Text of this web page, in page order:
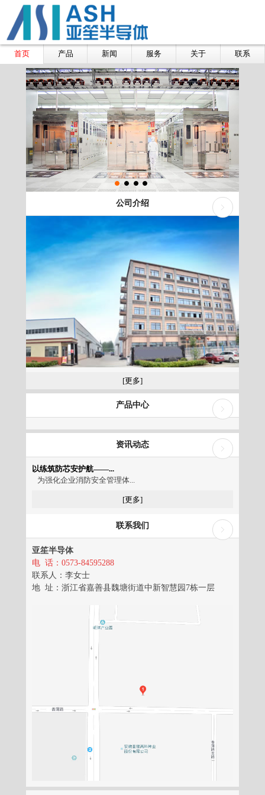
首页 产品 新闻 服务 关于 联系
公司介绍
[更多]
产品中心
资讯动态
以练筑防芯安护航——...
为强化企业消防安全管理体...
[更多]
联系我们
亚笙半导体
电 话：0573-84595288
联系人：李女士
地 址：浙江省嘉善县魏塘街道中新智慧园7栋一层